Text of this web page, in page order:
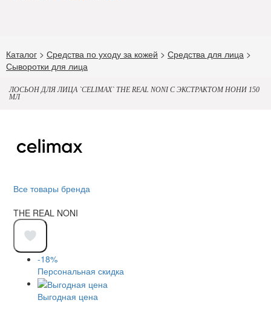
Каталог > Средства по уходу за кожей > Средства для лица >
Сыворотки для лица
ЛОСЬОН ДЛЯ ЛИЦА `CELIMAX` THE REAL NONI С ЭКСТРАКТОМ НОНИ 150
МЛ
Все товары бренда
THE REAL NONI
-18%
Персональная скидка
Выгодная цена